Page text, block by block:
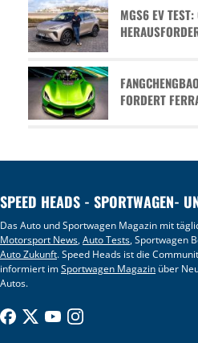
MGS6 EV
FORDERT
SPEED HEADS - SPORTWAGEN-
Das Auto und Sportwagen Magazin mit
Motorsport News,Auto Tests, Sportwagen
Auto Zukunft. Speed Heads ist die
informiert imSportwagen Magazin über
Autos.